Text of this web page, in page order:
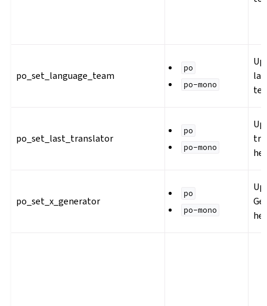
po_set_language_team
po
po-mono
po_set_last_translator
po
po-mono
po_set_x_generator
po
po-mono